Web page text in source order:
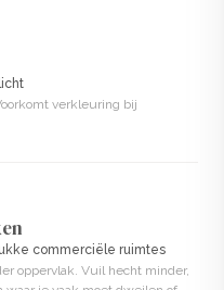
betonlook,
materialen die
wordt volledig
een strakke, glanzende
uit 100% epoxyhars.
verkleuring bij
commerciële ruimtes
oppervlak. Vuil hecht minder,